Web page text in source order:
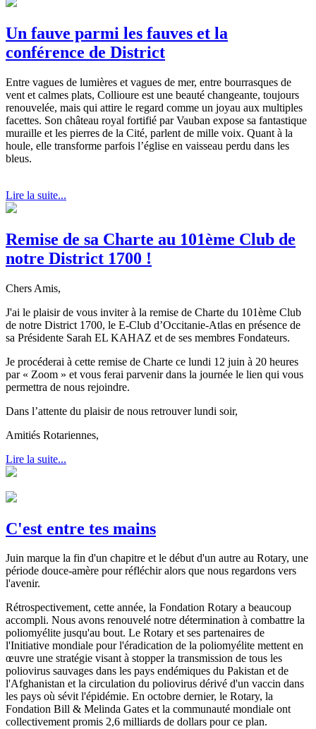
Un fauve parmi les fauves et la
conférence de District
Entre vagues de lumières et vagues de mer, entre bourrasques de
vent et calmes plats, Collioure est une beauté changeante, toujours
renouvelée, mais qui attire le regard comme un joyau aux multiples
facettes. Son château royal fortifié par Vauban expose sa fantastique
muraille et les pierres de la Cité, parlent de mille voix. Quant à la
houle, elle transforme parfois l’église en vaisseau perdu dans les
bleus.
Lire la suite...
Remise de sa Charte au 101ème Club de
notre District 1700 !
Chers Amis,
J'ai le plaisir de vous inviter à la remise de Charte du 101ème Club
de notre District 1700, le E-Club d’Occitanie-Atlas en présence de
sa Présidente Sarah EL KAHAZ et de ses membres Fondateurs.
Je procéderai à cette remise de Charte ce lundi 12 juin à 20 heures
par « Zoom » et vous ferai parvenir dans la journée le lien qui vous
permettra de nous rejoindre.
Dans l’attente du plaisir de nous retrouver lundi soir,
Amitiés Rotariennes,
Lire la suite...
C'est entre tes mains
Juin marque la fin d'un chapitre et le début d'un autre au Rotary, une
période douce-amère pour réfléchir alors que nous regardons vers
l'avenir.
Rétrospectivement, cette année, la Fondation Rotary a beaucoup
accompli. Nous avons renouvelé notre détermination à combattre la
poliomyélite jusqu'au bout. Le Rotary et ses partenaires de
l'Initiative mondiale pour l'éradication de la poliomyélite mettent en
œuvre une stratégie visant à stopper la transmission de tous les
poliovirus sauvages dans les pays endémiques du Pakistan et de
l'Afghanistan et la circulation du poliovirus dérivé d'un vaccin dans
les pays où sévit l'épidémie. En octobre dernier, le Rotary, la
Fondation Bill & Melinda Gates et la communauté mondiale ont
collectivement promis 2,6 milliards de dollars pour ce plan.